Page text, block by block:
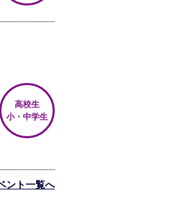
高校生
小・中学生
ント一覧へ